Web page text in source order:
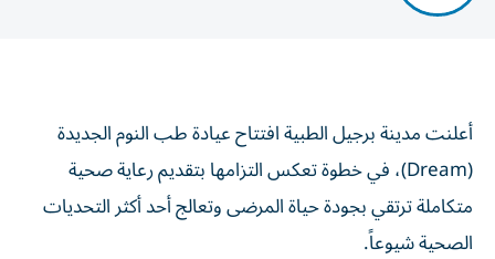
أعلنت مدينة برجيل الطبية افتتاح عيادة طب النوم الجديدة
(Dream)، في خطوة تعكس التزامها بتقديم رعاية صحية
متكاملة ترتقي بجودة حياة المرضى وتعالج أحد أكثر التحديات
الصحية شيوعاً.